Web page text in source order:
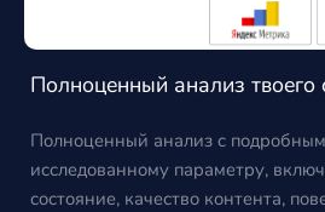
Полноценный анализ твоего
Полноценный анализ с
исследованному параметру,
состояние, качество контента,